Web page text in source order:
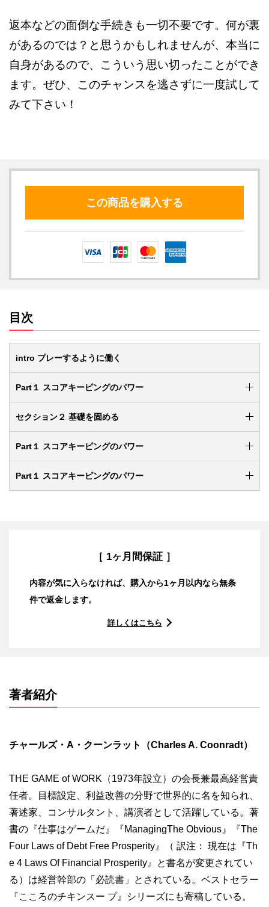
返本などの面倒な手続きも一切不要です。何が裏
があるのでは？と思うかもしれませんが、本当に
自身があるので、こういう思い切ったことができ
ます。ぜひ、このチャンスを逃さずに一度試して
みて下さい！
この商品を購入する
目次
intro プレーするように働く
Part１ スコアキーピングのパワー
セクション２ 基礎を固める
Part１ スコアキーピングのパワー
Part１ スコアキーピングのパワー
［ 1ヶ月間保証 ］
内容が気に入らなければ、購入から1ヶ月以内なら無条
件で返金します。
詳しくはこちら
著者紹介
チャールズ・A・クーンラット（Charles A. Coonradt）
THE GAME of WORK（1973年設立）の会長兼最高経営責
任者。目標設定、利益改善の分野で世界的に名を知られ、
著述家、コンサルタント、講演者として活躍している。著
書の『仕事はゲームだ』『ManagingThe Obvious』『The
Four Laws of Debt Free Prosperity』（ 訳注： 現在は『Th
e 4 Laws Of Financial Prosperity』と書名が変更されてい
る）は経営幹部の「必読書」とされている。ベストセラー
『こころのチキンスー プ』シリーズにも寄稿している。